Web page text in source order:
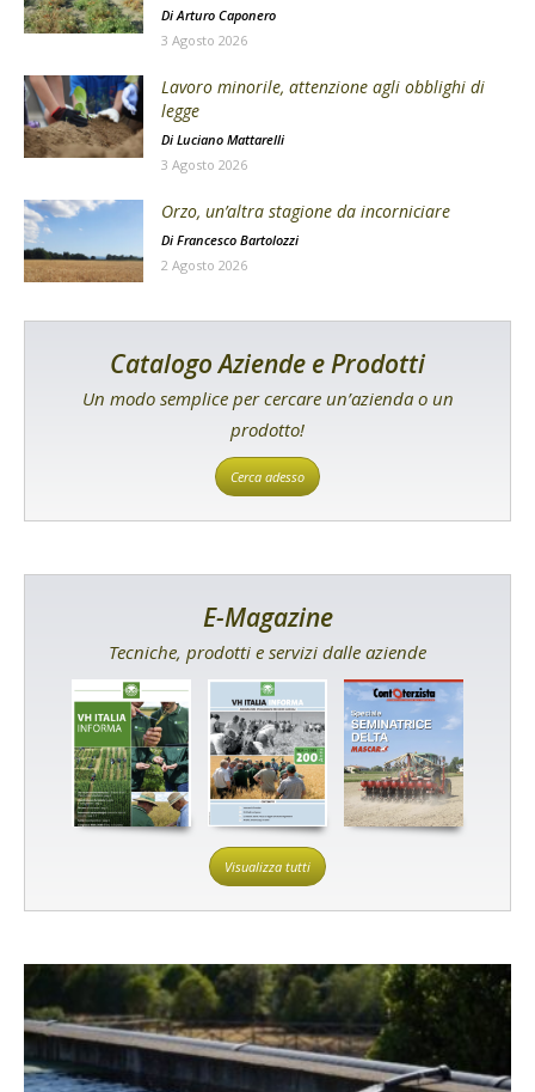
DiArturo Caponero
3 Agosto 2026
Lavoro minorile, attenzione agli obblighi di
legge
Di Luciano Mattarelli
3 Agosto 2026
Orzo, un’altra stagione da incorniciare
Di Francesco Bartolozzi
2 Agosto 2026
Catalogo Aziende e Prodotti
Un modo semplice per cercare un’azienda o un
prodotto!
Cerca adesso
E-Magazine
Tecniche, prodotti e servizi dalle aziende
Visualizza tutti